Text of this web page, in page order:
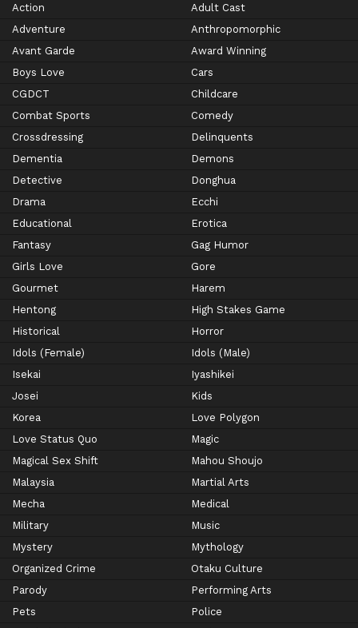
Action
Adult Cast
Adventure
Anthropomorphic
Avant Garde
Award Winning
Boys Love
Cars
CGDCT
Childcare
Combat Sports
Comedy
Crossdressing
Delinquents
Dementia
Demons
Detective
Donghua
Drama
Ecchi
Educational
Erotica
Fantasy
Gag Humor
Girls Love
Gore
Gourmet
Harem
Hentong
High Stakes Game
Historical
Horror
Idols (Female)
Idols (Male)
Isekai
Iyashikei
Josei
Kids
Korea
Love Polygon
Love Status Quo
Magic
Magical Sex Shift
Mahou Shoujo
Malaysia
Martial Arts
Mecha
Medical
Military
Music
Mystery
Mythology
Organized Crime
Otaku Culture
Parody
Performing Arts
Pets
Police